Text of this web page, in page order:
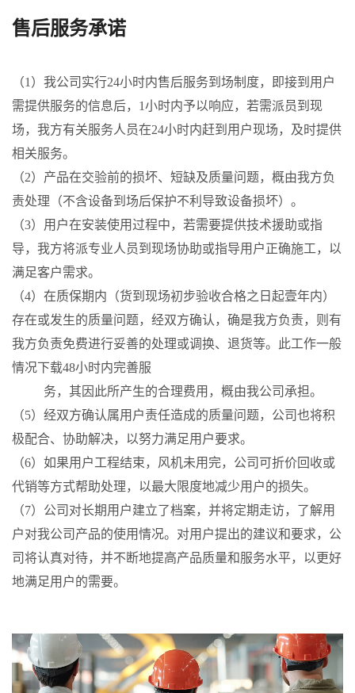
售后服务承诺
（1）我公司实行24小时内售后服务到场制度，即接到用户
需提供服务的信息后，1小时内予以响应，若需派员到现
场，我方有关服务人员在24小时内赶到用户现场，及时提供
相关服务。
（2）产品在交验前的损坏、短缺及质量问题，概由我方负
责处理（不含设备到场后保护不利导致设备损坏）。
（3）用户在安装使用过程中，若需要提供技术援助或指
导，我方将派专业人员到现场协助或指导用户正确施工，以
满足客户需求。
（4）在质保期内（货到现场初步验收合格之日起壹年内）
存在或发生的质量问题，经双方确认，确是我方负责，则有
我方负责免费进行妥善的处理或调换、退货等。此工作一般
情况下载48小时内完善服
务，其因此所产生的合理费用，概由我公司承担。
（5）经双方确认属用户责任造成的质量问题，公司也将积
极配合、协助解决，以努力满足用户要求。
（6）如果用户工程结束，风机未用完，公司可折价回收或
代销等方式帮助处理，以最大限度地减少用户的损失。
（7）公司对长期用户建立了档案，并将定期走访，了解用
户对我公司产品的使用情况。对用户提出的建议和要求，公
司将认真对待，并不断地提高产品质量和服务水平，以更好
地满足用户的需要。